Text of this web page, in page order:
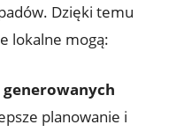
Dzięki temu
lokalne mogą:
generowanych
planowanie i